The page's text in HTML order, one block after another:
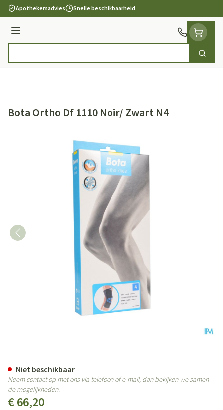
Ga naar de inhoud
Apothekersadvies Snelle beschikbaarheid
Menu
Product, merk, categorie... Zoek
Bota Ortho Df 1110 Noir/ Zwart N4
€ 66,20
Niet beschikbaar
Neem contact op met ons via telefoon of e-mail, dan bekijken we samen
de mogelijkheden.